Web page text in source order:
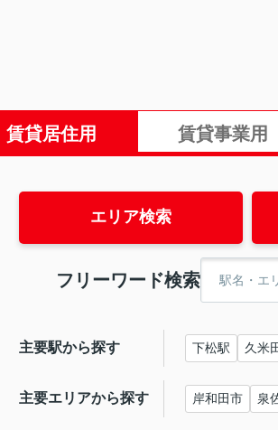
賃貸居住用 賃貸事業用
エリア検索
フリーワード検索
主要駅から探す 下松駅 久米
主要エリアから探す 岸和田市 泉